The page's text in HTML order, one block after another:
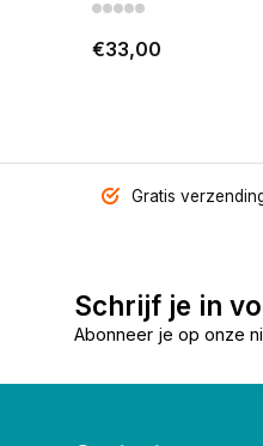
€33,00
Gratis
Schrijf je in
Abonneer je op onze